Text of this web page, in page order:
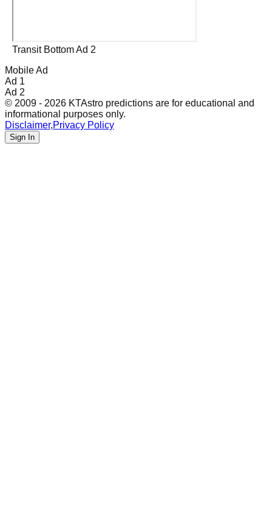
Transit Bottom Ad 2
Mobile Ad
Ad 1
Ad 2
© 2009 - 2026 KTAstro predictions are for educational and
informational purposes only.
Disclaimer,Privacy Policy
Sign In